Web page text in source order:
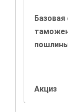
Базовая
Акциз